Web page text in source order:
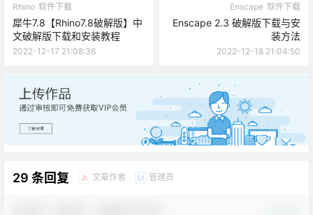
Rhino 软件下载
犀牛7.8【Rhino7.8破解版】中
文破解版下载和安装教程
2022-12-17 21:08:36
Enscape 软件下载
Enscape 2.3 破解版下载与安
装方法
2022-12-18 21:04:50
广告
29 条回复 A 文章作者 M 管理员